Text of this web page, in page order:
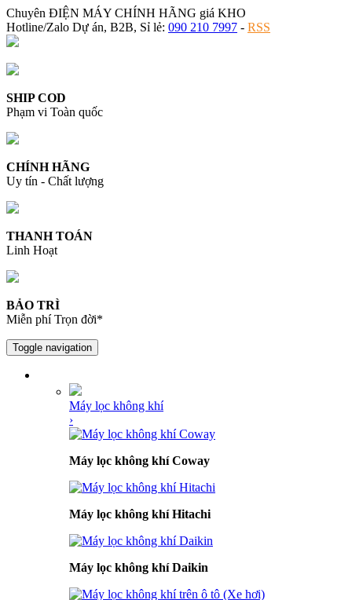
Chuyên ĐIỆN MÁY CHÍNH HÃNG giá KHO
Hotline/Zalo Dự án, B2B, Sỉ lẻ: 090 210 7997 - RSS
SHIP COD
Phạm vi Toàn quốc
CHÍNH HÃNG
Uy tín - Chất lượng
THANH TOÁN
Linh Hoạt
BẢO TRÌ
Miễn phí Trọn đời*
Toggle navigation
Máy lọc không khí
›
Máy lọc không khí Coway
Máy lọc không khí Hitachi
Máy lọc không khí Daikin